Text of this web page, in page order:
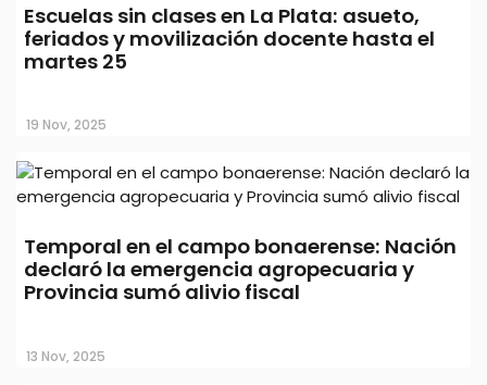
Escuelas sin clases en La Plata: asueto,
feriados y movilización docente hasta el
martes 25
19 Nov, 2025
Temporal en el campo bonaerense: Nación
declaró la emergencia agropecuaria y
Provincia sumó alivio fiscal
13 Nov, 2025